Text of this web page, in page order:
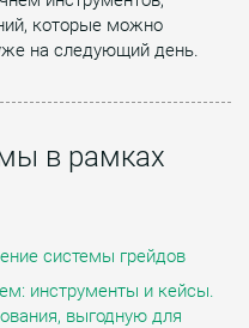
которые можно
на следующий день.
в рамках
системы грейдов
инструменты и кейсы.
выгодную для